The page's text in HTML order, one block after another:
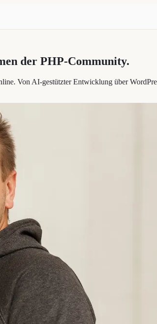
der PHP-Community.
Von AI-gestützter Entwicklung über